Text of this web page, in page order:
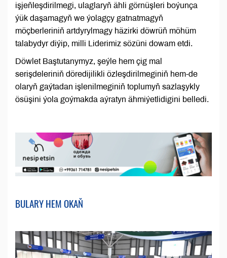
işjeňleşdirilmegi, ulaglaryň ähli görnüşleri boýunça
ýük daşamagyň we ýolagçy gatnatmagyň
möçberleriniň artdyrylmagy häzirki döwrüň möhüm
talabydyr diýip, milli Liderimiz sözüni dowam etdi.
Döwlet Baştutanymyz, şeýle hem çig mal
serişdeleriniň döredijilikli özleşdirilmeginiň hem-de
olaryň gaýtadan işlenilmeginiň toplumyň sazlaşykly
ösüşini ýola goýmakda aýratyn ähmiýetlidigini belledi.
BULARY HEM OKAŇ